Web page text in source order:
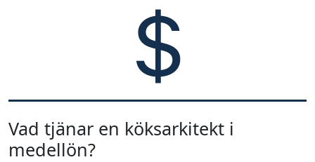
Vad tjänar en köksarkitekt i
medellön?